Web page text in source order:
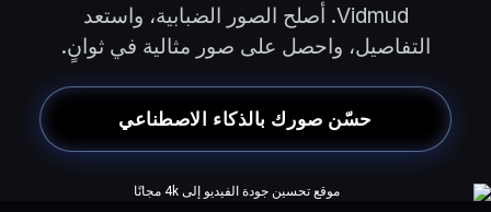
Vidmud. أصلح الصور الضبابية، واستعد
التفاصيل، واحصل على صور مثالية في ثوانٍ.
حسّن صورك بالذكاء الاصطناعي